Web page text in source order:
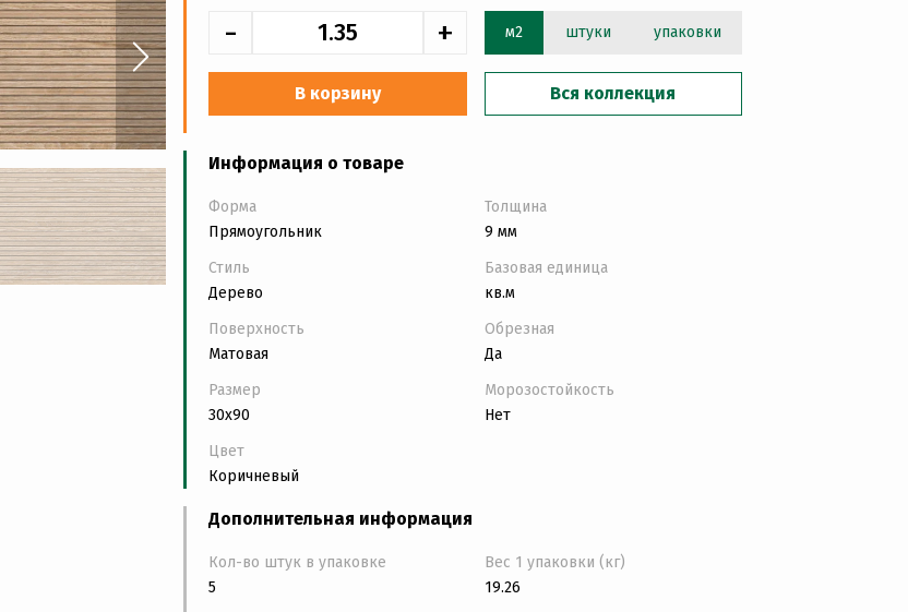
- + м2 штуки упаковки
В корзину Вся коллекция
Информация о товаре
Форма
Прямоугольник
Стиль
Дерево
Поверхность
Матовая
Размер
30x90
Цвет
Коричневый
Толщина
9 мм
Базовая единица
кв.м
Обрезная
Да
Морозостойкость
Нет
Дополнительная информация
Кол-во штук в упаковке
5
Вес 1 упаковки (кг)
19.26